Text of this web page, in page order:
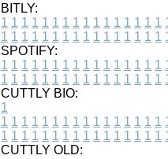
BITLY:
1 1 1 1 1 1 1 1 1 1 1 1 1 1 1 1
1 1 1 1 1 1 1 1 1 1 1 1 1 1 1 1
SPOTIFY:
1 1 1 1 1 1 1 1 1 1 1 1 1 1 1 1
1 1 1 1 1 1 1 1 1 1 1 1 1 1 1 1
CUTTLY BIO:
1
1 1 1 1 1 1 1 1 1 1 1 1 1 1 1 1
1 1 1 1 1 1 1 1 1 1 1 1 1 1 1 1
CUTTLY OLD: